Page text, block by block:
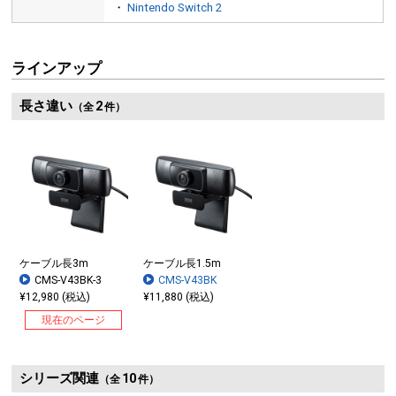
・Nintendo Switch 2
ラインアップ
長さ違い（全 2件）
ケーブル長3m
CMS-V43BK-3
¥12,980 (税込)
現在のページ
ケーブル長1.5m
CMS-V43BK
¥11,880 (税込)
シリーズ関連（全 10件）